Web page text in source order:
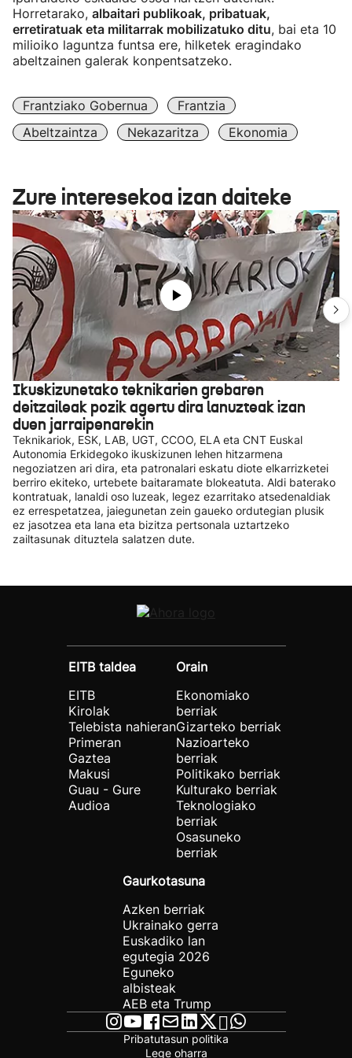
Horretarako, albaitari publikoak, pribatuak,
erretiratuak eta militarrak mobilizatuko ditu, bai eta 10
milioiko laguntza funtsa ere, hilketek eragindako
abeltzainen galerak konpentsatzeko.
Frantziako Gobernua
Frantzia
Abeltzaintza
Nekazaritza Ekonomia
Zure interesekoa izan daiteke
Ikuskizunetako teknikarien grebaren
deitzaileak pozik agertu dira lanuzteak izan
duen jarraipenarekin
Teknikariok, ESK, LAB, UGT, CCOO, ELA eta CNT Euskal
Autonomia Erkidegoko ikuskizunen lehen hitzarmena
negoziatzen ari dira, eta patronalari eskatu diote elkarrizketei
berriro ekiteko, urtebete baitaramate blokeatuta. Aldi baterako
kontratuak, lanaldi oso luzeak, legez ezarritako atsedenaldiak
ez errespetatzea, jaiegunetan zein gaueko ordutegian plusik
ez jasotzea eta lana eta bizitza pertsonala uztartzeko
zailtasunak dituztela salatzen dute.
EITB taldea
EITB
Kirolak
Telebista nahieran
Primeran
Gaztea
Makusi
Guau - Gure
Audioa
Orain
Ekonomiako
berriak
Gizarteko berriak
Nazioarteko
berriak
Politikako berriak
Kulturako berriak
Teknologiako
berriak
Osasuneko
berriak
Gaurkotasuna
Azken berriak
Ukrainako gerra
Euskadiko lan
egutegia 2026
Eguneko
albisteak
AEB eta Trump
Pribatutasun politika
Lege oharra